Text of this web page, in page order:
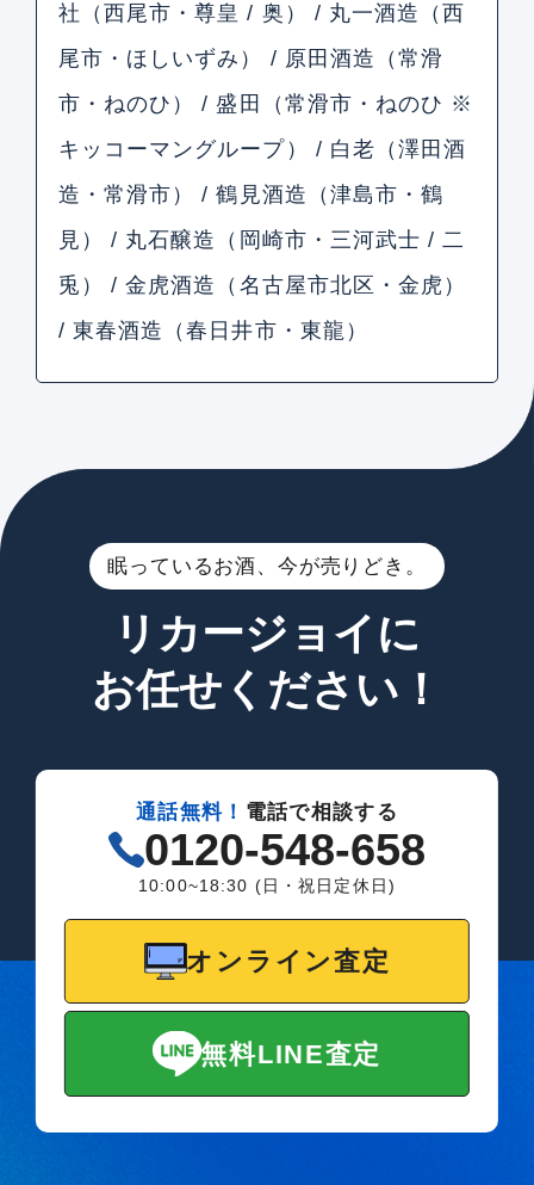
社（西尾市・尊皇 / 奥） / 丸一酒造（西
尾市・ほしいずみ） / 原田酒造（常滑
市・ねのひ） / 盛田（常滑市・ねのひ ※
キッコーマングループ） / 白老（澤田酒
造・常滑市） / 鶴見酒造（津島市・鶴
見） / 丸石醸造（岡崎市・三河武士 / 二
兎） / 金虎酒造（名古屋市北区・金虎）
/ 東春酒造（春日井市・東龍）
眠っているお酒、今が売りどき。
リカージョイに
お任せください！
通話無料！ 電話で相談する
0120-548-658
10:00~18:30 (日・祝日定休日)
オンライン査定
無料LINE査定